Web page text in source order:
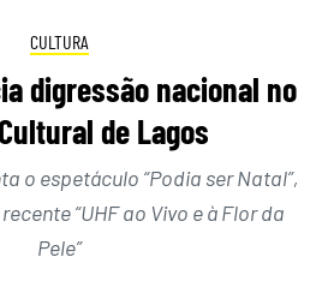
CULTURA
digressão nacional no
de Lagos
o espetáculo “Podia ser Natal”,
“UHF ao Vivo e à Flor da
Pele”